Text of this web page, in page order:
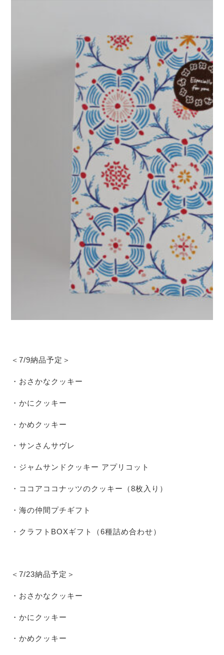
＜7/9納品予定＞
・おさかなクッキー
・かにクッキー
・かめクッキー
・サンさんサヴレ
・ジャムサンドクッキー アプリコット
・ココアココナッツのクッキー（8枚入り）
・海の仲間プチギフト
・クラフトBOXギフト（6種詰め合わせ）
＜7/23納品予定＞
・おさかなクッキー
・かにクッキー
・かめクッキー